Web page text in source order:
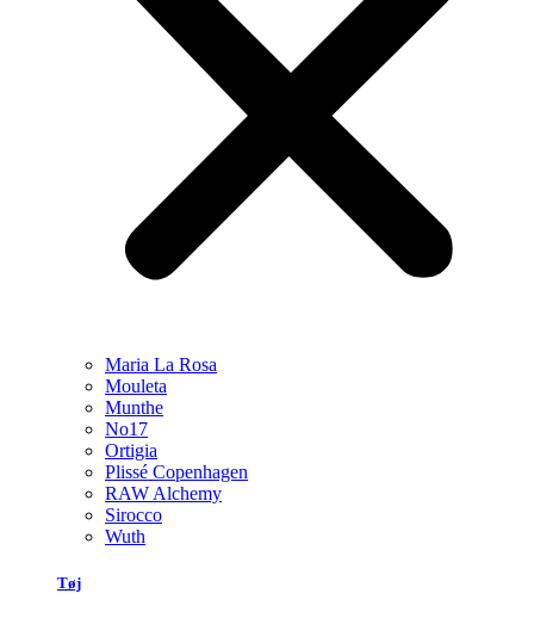
Maria La Rosa
Mouleta
Munthe
No17
Ortigia
Plissé Copenhagen
RAW Alchemy
Sirocco
Wuth
Tøj